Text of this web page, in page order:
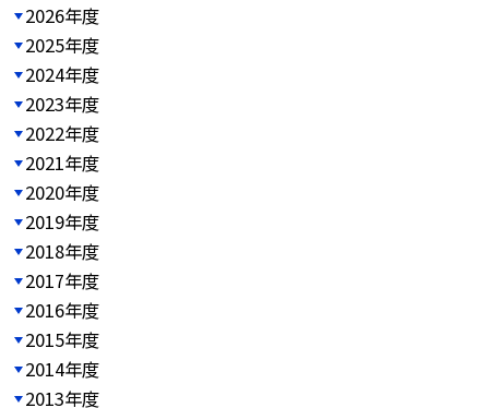
2026年度
2025年度
2024年度
2023年度
2022年度
2021年度
2020年度
2019年度
2018年度
2017年度
2016年度
2015年度
2014年度
2013年度